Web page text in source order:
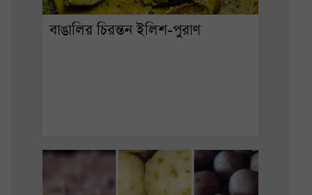
বাঙালির চিরন্তন ইলিশ-পুরাণ